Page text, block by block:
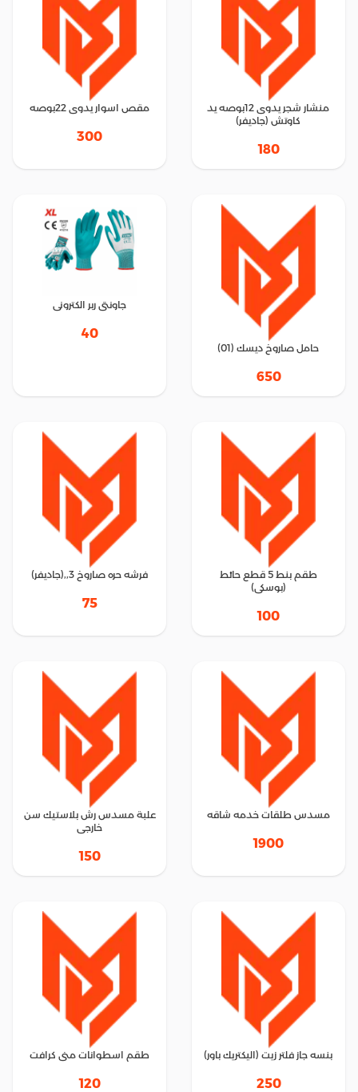
منشار شجر يدوى 12بوصه يد
كاوتش (جاديفر)
180
مقص اسوار يدوى 22بوصه
300
حامل صاروخ ديسك (01)
650
جاونتى ربر الكترونى
40
طقم بنط 5 قطع حائط
(بوسكى)
100
فرشه حره صاروخ 3,,(جاديفر)
75
مسدس طلقات خدمه شاقه
1900
علبة مسدس رش بلاستيك سن
خارجى
150
بنسه جاز فلتر زيت (اليكتريك باور)
250
طقم اسطوانات منى كرافت
120